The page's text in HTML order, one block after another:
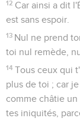
12 Car ainsi a dit
est sans espoir.
13 Nul ne prend
toi nul remède,
14 Tous ceux qui
plus de toi ; car
comme châtie
tes iniquités,